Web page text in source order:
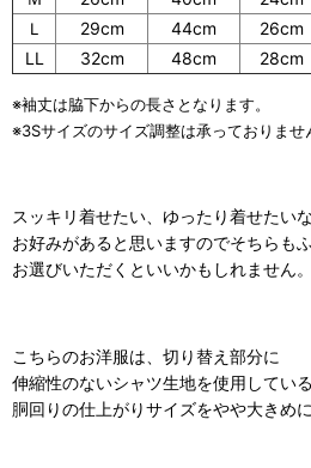
Ｌ
29cm 44cm 26cm
LL
32cm 48cm 28cm
※袖丈は脇下からの長さとなります。
※3Sサイズのサイズ調整は承っておりませ
スッキリ着せたい、ゆったり着せたい
お好みがあると思いますのでそちらも
お選びいただくといいかもしれません。
こちらのお洋服は、切り替え部分に
伸縮性のないシャツ生地を使用してい
胴回りの仕上がりサイズをやや大きめ